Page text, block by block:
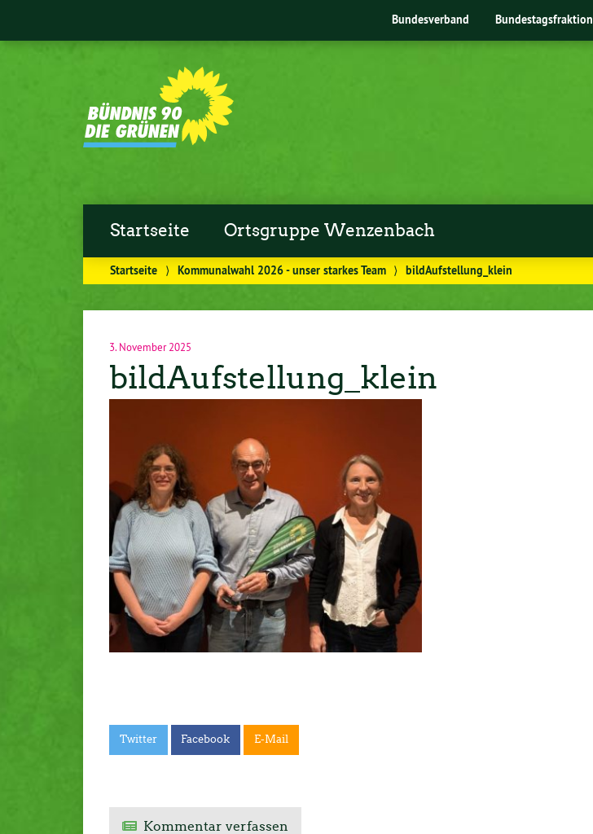
Bundesverband Bundestagsfraktion
Startseite Ortsgruppe Wenzenbach
Startseite ⟩ Kommunalwahl 2026 - unser starkes Team ⟩ bildAufstellung_klein
3. November 2025
bildAufstellung_klein
Twitter Facebook E-Mail
Kommentar verfassen